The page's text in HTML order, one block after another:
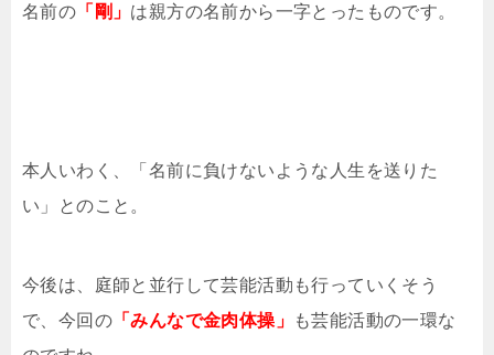
名前の 「剛」 は親方の名前から一字とったものです。
本人いわく、「名前に負けないような人生を送りた
い」とのこと。
今後は、庭師と並行して芸能活動も行っていくそう
で、今回の 「みんなで金肉体操」
も芸能活動の一環な